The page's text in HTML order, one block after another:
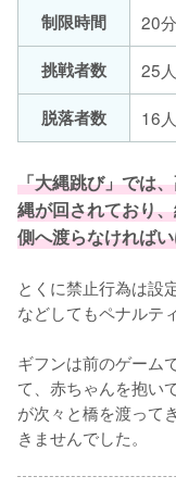
制限時間
20分
挑戦者数
25人
脱落者数
16人
「大縄跳び」では
縄が回されており
側へ渡らなければ
とくに禁止行為は設
などしてもペナルテ
ギフンは前のゲーム
て、赤ちゃんを抱い
が次々と橋を渡って
きませんでした。